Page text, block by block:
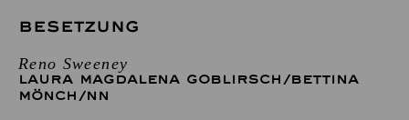
BESETZUNG
Reno Sweeney
LAURA MAGDALENA GOBLIRSCH /BETTINA
MÖNCH /NN